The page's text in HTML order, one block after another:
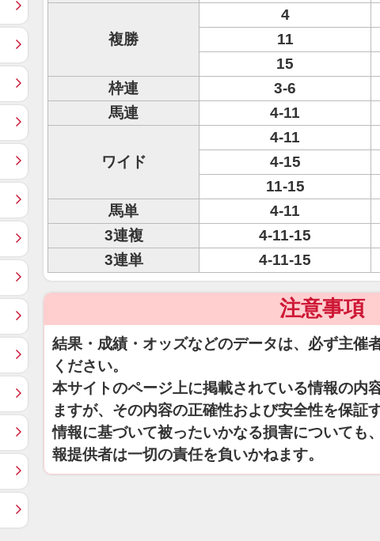
複勝
4
11
15
枠連
3-6
馬連
4-11
ワイド
4-11
4-15
11-15
馬単
4-11
3連複
4-11-15
3連単
4-11-15
注意事項
結果・成績・オッズなどのデータは、必ず主催
ください。
本サイトのページ上に掲載されている情報の内
ますが、その内容の正確性および安全性を保証
情報に基づいて被ったいかなる損害についても
報提供者は一切の責任を負いかねます。